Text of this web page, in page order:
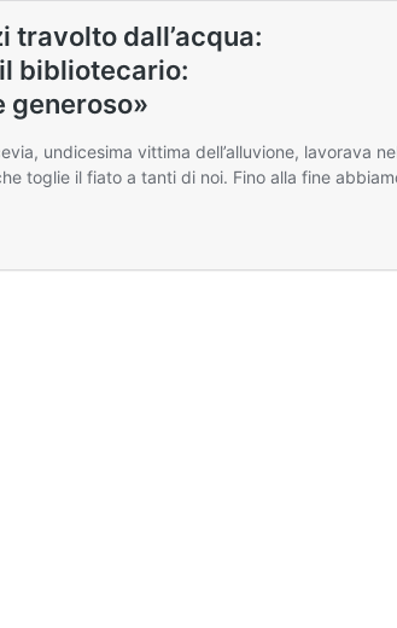
travolto dall’acqua:
bibliotecario:
generoso»
undicesima vittima dell’alluvione,
toglie il fiato a tanti di noi. Fino alla fine